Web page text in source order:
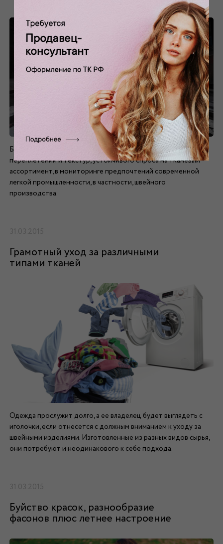
Баеры – наиболее сведущие люди в тенденциях новых
переплетений и текстур, устойчивого спроса на тканевый
ассортимент, в мониторинге предпочтений современной
легкой промышленности, в частности, швейного
производства.
31.03.2015
Грамотный уход за различными
типами тканей
Одежда прослужит долго, а ее владелец будет выглядеть с
иголочки, если отнесется с должным вниманием к уходу за
швейными изделиями. Изготовленные из разных видов сырья,
они потребуют и неодинакового к себе подхода.
31.03.2015
Буйство красок, разнообразие
фасонов плюс летнее настроение